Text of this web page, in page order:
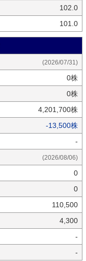
102.0
101.0
(2026/07/31)
0株
0株
4,201,700株
-13,500株
-
(2026/08/06)
0
0
110,500
4,300
-
-